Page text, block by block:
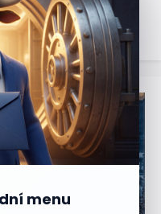
menu